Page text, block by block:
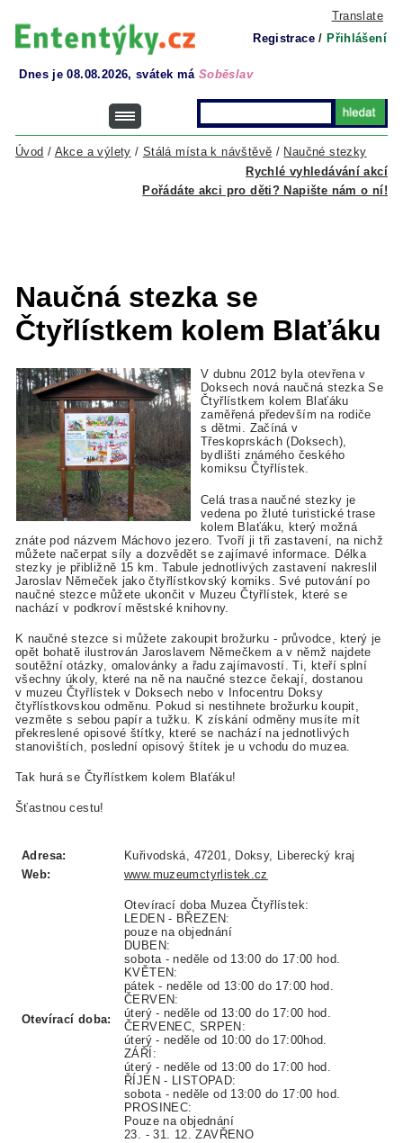
Translate
Registrace / Přihlášení
Dnes je 08.08.2026, svátek má Soběslav
Rychlé vyhledávání akcí
Úvod / Akce a výlety / Stálá místa k návštěvě / Naučné stezky
Pořádáte akci pro děti? Napište nám o ní!
Naučná stezka se
Čtyřlístkem kolem Blaťáku
V dubnu 2012 byla otevřena v
Doksech nová naučná stezka Se
Čtyřlístkem kolem Blaťáku
zaměřená především na rodiče
s dětmi. Začíná v
Třeskoprskách (Doksech),
bydlišti známého českého
komiksu Čtyřlístek.
Celá trasa naučné stezky je
vedena po žluté turistické trase
kolem Blaťáku, který možná
znáte pod názvem Máchovo jezero. Tvoří ji tři zastavení, na nichž
můžete načerpat síly a dozvědět se zajímavé informace. Délka
stezky je přibližně 15 km. Tabule jednotlivých zastavení nakreslil
Jaroslav Němeček jako čtyřlístkovský komiks. Své putování po
naučné stezce můžete ukončit v Muzeu Čtyřlístek, které se
nachází v podkroví městské knihovny.
K naučné stezce si můžete zakoupit brožurku - průvodce, který je
opět bohatě ilustrován Jaroslavem Němečkem a v němž najdete
soutěžní otázky, omalovánky a řadu zajímavostí. Ti, kteří splní
všechny úkoly, které na ně na naučné stezce čekají, dostanou
v muzeu Čtyřlístek v Doksech nebo v Infocentru Doksy
čtyřlístkovskou odměnu. Pokud si nestihnete brožurku koupit,
vezměte s sebou papír a tužku. K získání odměny musíte mít
překreslené opisové štítky, které se nachází na jednotlivých
stanovištích, poslední opisový štítek je u vchodu do muzea.
Tak hurá se Čtyřlístkem kolem Blaťáku!
Šťastnou cestu!
Adresa:
Kuřivodská, 47201, Doksy, Liberecký kraj
Web:
www.muzeumctyrlistek.cz
Otevírací doba:
Otevírací doba Muzea Čtyřlístek:
LEDEN - BŘEZEN:
pouze na objednání
DUBEN:
sobota - neděle od 13:00 do 17:00 hod.
KVĚTEN:
pátek - neděle od 13:00 do 17:00 hod.
ČERVEN:
úterý - neděle od 13:00 do 17:00 hod.
ČERVENEC, SRPEN:
úterý - neděle od 10:00 do 17:00hod.
ZÁŘÍ:
úterý - neděle od 13:00 do 17:00 hod.
ŘÍJEN - LISTOPAD:
sobota - neděle od 13:00 do 17:00 hod.
PROSINEC:
Pouze na objednání
23. - 31. 12. ZAVŘENO